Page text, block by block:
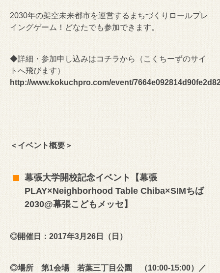
2030年の架空未来都市を運営するまちづくりロールプレ
イングゲーム！どなたでも参加できます。
◆詳細・参加申し込みはコチラから（こくちーずのサイ
トへ飛びます）
http://www.kokuchpro.com/event/
＜イベント概要＞
幕張大学開校記念イベント【幕張
PLAY×Neighborhood Table Chiba×SIMちば
2030@幕張こどもメッセ】
◎開催日：2017年3月26日（日）
◎場所 第1会場 若葉三丁目公園 （10:00-15:00）／